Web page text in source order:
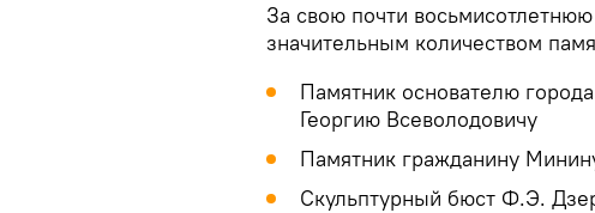
За свою почти
значительным количеством
Памятник основателю
Георгию Всеволодовичу
Памятник гражданину
Скульптурный бюст Ф.Э.